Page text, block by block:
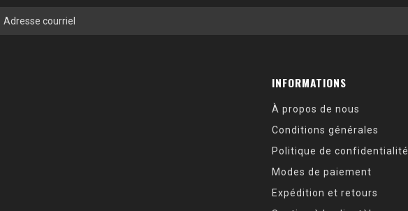
INFORMATIONS
À propos de nous
Conditions générales
Politique de confidentialité
Modes de paiement
Expédition et retours